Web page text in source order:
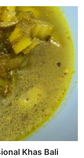
Khas Bali